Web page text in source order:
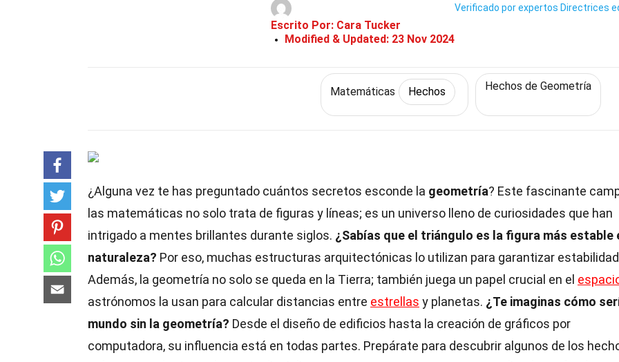
Escrito Por: Cara Tucker
Modified & Updated: 23 Nov 2024
Verificado por expertos Directrices
Matemáticas Hechos Hechos de Geometría
¿Alguna vez te has preguntado cuántos secretos esconde la geometría? Este fascinante
las matemáticas no solo trata de figuras y líneas; es un universo lleno de curiosidades que han
intrigado a mentes brillantes durante siglos. ¿Sabías que el triángulo es la figura más estable
naturaleza? Por eso, muchas estructuras arquitectónicas lo utilizan para garantizar
Además, la geometría no solo se queda en la Tierra; también juega un papel crucial en el
astrónomos la usan para calcular distancias entre estrellas y planetas. ¿Te imaginas cómo
mundo sin la geometría? Desde el diseño de edificios hasta la creación de gráficos por
computadora, su influencia está en todas partes. Prepárate para descubrir algunos de los